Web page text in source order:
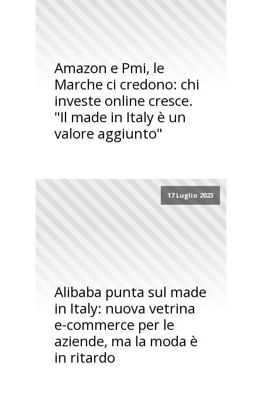
Amazon e Pmi, le
Marche ci credono: chi
investe online cresce.
"Il made in Italy è un
valore aggiunto"
17 Luglio 2023
Alibaba punta sul made
in Italy: nuova vetrina
e-commerce per le
aziende, ma la moda è
in ritardo